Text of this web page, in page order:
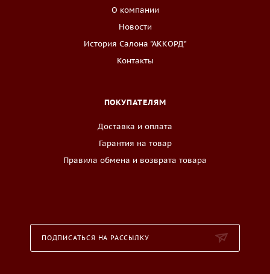
О компании
Новости
История Салона "АККОРД"
Контакты
ПОКУПАТЕЛЯМ
Доставка и оплата
Гарантия на товар
Правила обмена и возврата товара
ПОДПИСАТЬСЯ НА РАССЫЛКУ